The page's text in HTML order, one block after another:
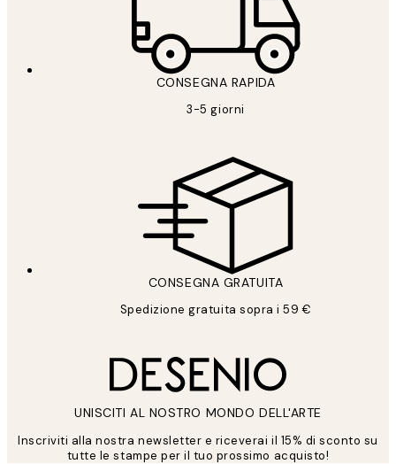
CONSEGNA RAPIDA
3-5 giorni
CONSEGNA GRATUITA
Spedizione gratuita sopra i 59 €
UNISCITI AL NOSTRO MONDO DELL'ARTE
Inscriviti alla nostra newsletter e riceverai il 15% di sconto su
tutte le stampe per il tuo prossimo acquisto!